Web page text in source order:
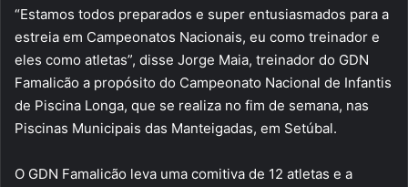
“Estamos todos preparados e super entusiasmados para a
estreia em Campeonatos Nacionais, eu como treinador e
eles como atletas”, disse Jorge Maia, treinador do GDN
Famalicão a propósito do Campeonato Nacional de Infantis
de Piscina Longa, que se realiza no fim de semana, nas
Piscinas Municipais das Manteigadas, em Setúbal.
O GDN Famalicão leva uma comitiva de 12 atletas e a